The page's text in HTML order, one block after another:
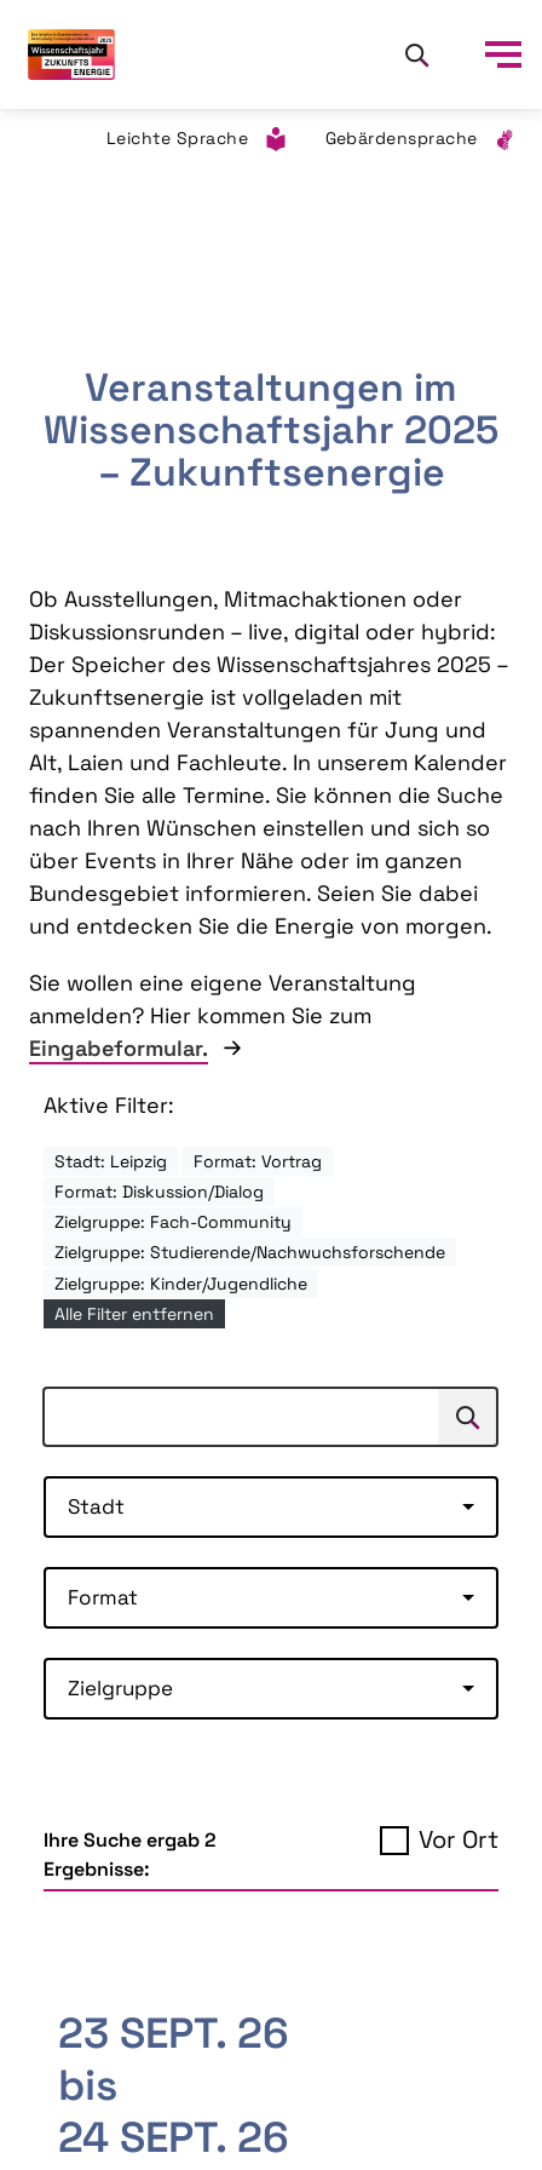
Leichte Sprache Gebärdensprache
Veranstaltungen im
Wissenschaftsjahr 2025
– Zukunftsenergie
Ob Ausstellungen, Mitmachaktionen oder
Diskussionsrunden – live, digital oder hybrid:
Der Speicher des Wissenschaftsjahres 2025 –
Zukunftsenergie ist vollgeladen mit
spannenden Veranstaltungen für Jung und
Alt, Laien und Fachleute. In unserem Kalender
finden Sie alle Termine. Sie können die Suche
nach Ihren Wünschen einstellen und sich so
über Events in Ihrer Nähe oder im ganzen
Bundesgebiet informieren. Seien Sie dabei
und entdecken Sie die Energie von morgen.
Sie wollen eine eigene Veranstaltung
anmelden? Hier kommen Sie zum
Eingabeformular.
Aktive Filter:
Stadt: Leipzig
Format: Vortrag
Format: Diskussion/Dialog
Zielgruppe: Fach-Community
Zielgruppe: Studierende/Nachwuchsforschende
Zielgruppe: Kinder/Jugendliche
Alle Filter entfernen
Suchen
Stadt
Format
Zielgruppe
Ihre Suche ergab 2
Ergebnisse:
Vor Ort
23 SEPT. 26
bis
24 SEPT. 26